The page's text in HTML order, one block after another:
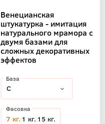
Венецианская
штукатурка - имитация
натурального мрамора с
двумя базами для
сложных декоративных
эффектов
База
Фасовка
7 кг. 1 кг. 15 кг.